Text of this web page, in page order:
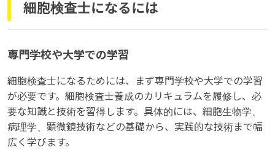
細胞検査士になるには
専門学校や大学での学習
細胞検査士になるためには、まず専門学校や大学での学習
が必要です。細胞検査士養成のカリキュラムを履修し、必
要な知識と技術を習得します。具体的には、細胞生物学、
病理学、顕微鏡技術などの基礎から、実践的な技術まで幅
広く学びます。